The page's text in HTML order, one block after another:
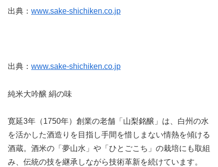
出典： www.sake-shichiken.co.jp
出典： www.sake-shichiken.co.jp
純米大吟醸 絹の味
寛延3年（1750年）創業の老舗「山梨銘醸」は、白州の水
を活かした酒造りを目指し手間を惜しまない情熱を傾ける
酒蔵。酒米の「夢山水」や「ひとごこち」の栽培にも取組
み、伝統の技を継承しながら技術革新を続けています。